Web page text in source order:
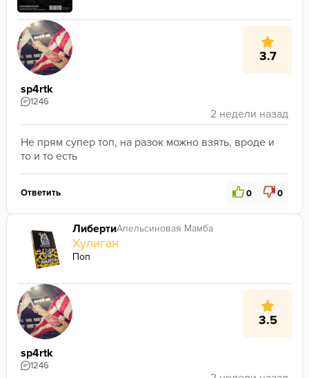
3.7
sp4rtk
1246
Не прям супер топ, на разок можно взять, вроде и
то и то есть
Ответить 0 0
ЛибертиАпельсиновая Мамба
Хулиган
Поп
3.5
sp4rtk
1246